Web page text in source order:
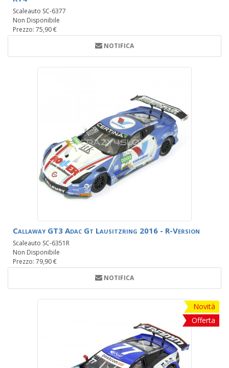
Scaleauto SC-6377
Non Disponibile
Prezzo: 75,90 €
NOTIFICA
Callaway GT3 Adac Gt Lausitzring 2016 - R-Version
Scaleauto SC-6351R
Non Disponibile
Prezzo: 79,90 €
NOTIFICA
Novità
Offerta